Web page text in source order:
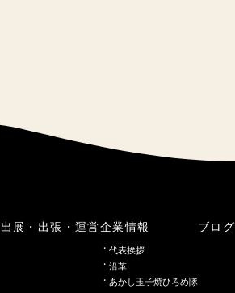
出展・出張・運営企業情報
代表挨拶
沿革
あかし玉子焼ひろめ隊
ブログ